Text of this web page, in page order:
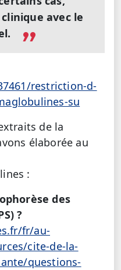
avec le
restriction-d-
su
de la
élaborée au
:
des
?
fr/au-
cite-de-la-
questions-